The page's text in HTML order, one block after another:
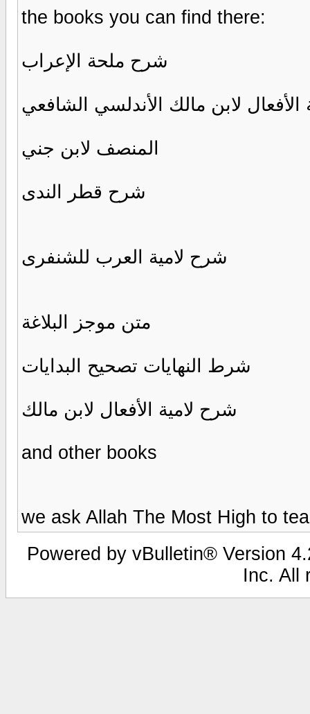
the books you can find there:
شرح ملحة الإعراب
الأفعال لابن مالك الأندلسي الشافعي
المنصف لابن جني
شرح قطر الندى
شرح لامية العرب للشنفرى
متن موجز البلاغة
شرط النهايات تصحيح البدايات
شرح لامية الأفعال لابن مالك
and other books
we ask Allah The Most High to
Powered by vBulletin® Version
Inc. All